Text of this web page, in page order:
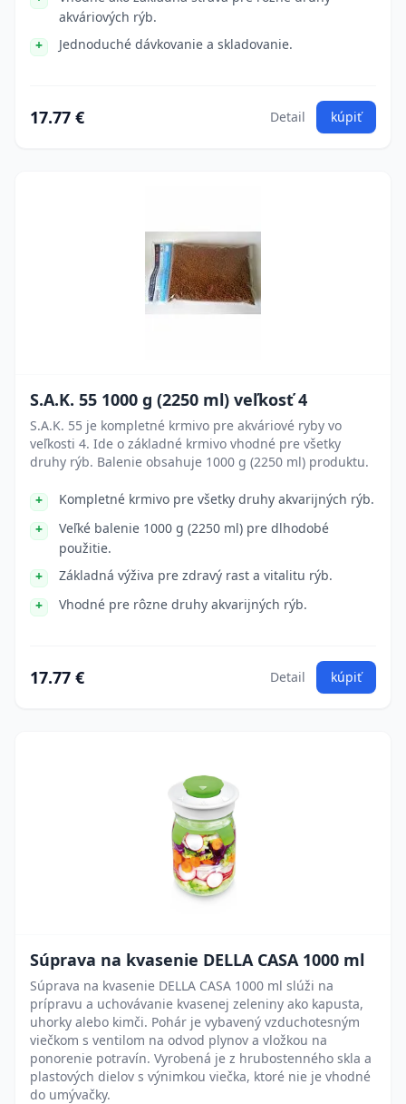
akváriových rýb.
Jednoduché dávkovanie a skladovanie.
17.77 € Detail kúpiť
S.A.K. 55 1000 g (2250 ml) veľkosť 4
S.A.K. 55 je kompletné krmivo pre akváriové ryby vo
veľkosti 4. Ide o základné krmivo vhodné pre všetky
druhy rýb. Balenie obsahuje 1000 g (2250 ml) produktu.
Kompletné krmivo pre všetky druhy akvarijných rýb.
Veľké balenie 1000 g (2250 ml) pre dlhodobé
použitie.
Základná výživa pre zdravý rast a vitalitu rýb.
Vhodné pre rôzne druhy akvarijných rýb.
17.77 € Detail kúpiť
Súprava na kvasenie DELLA CASA 1000 ml
Súprava na kvasenie DELLA CASA 1000 ml slúži na
prípravu a uchovávanie kvasenej zeleniny ako kapusta,
uhorky alebo kimči. Pohár je vybavený vzduchotesným
viečkom s ventilom na odvod plynov a vložkou na
ponorenie potravín. Vyrobená je z hrubostenného skla a
plastových dielov s výnimkou viečka, ktoré nie je vhodné
do umývačky.